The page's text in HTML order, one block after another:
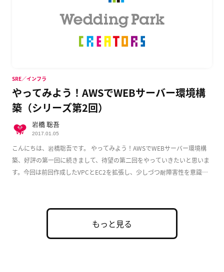
やってみよう！AWSでWEBサーバー環境構
築（シリーズ第2回）
こんにちは、岩橋聡吾です。 やってみよう！AWSでWEBサーバー環境構
築、好評の第一回に続きまして、待望の第二回をやっていきたいと思いま
す。今回は前回作成したVPCとEC2を拡張し、少しづつ耐障害性を意識し
SRE／インフラ
岩橋 聡吾
2017.01.05
もっと見る